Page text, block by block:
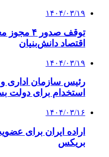
۱۴۰۴/۰۳/۱۹
توقف
اقتصاد دانش‌بنیان
۱۴۰۴/۰۳/۱۹
رئیس سازمان اداری
استخدام⁩ برای ⁧دولت⁩
۱۴۰۴/۰۳/۱۶
اراده ایران برای
بریکس